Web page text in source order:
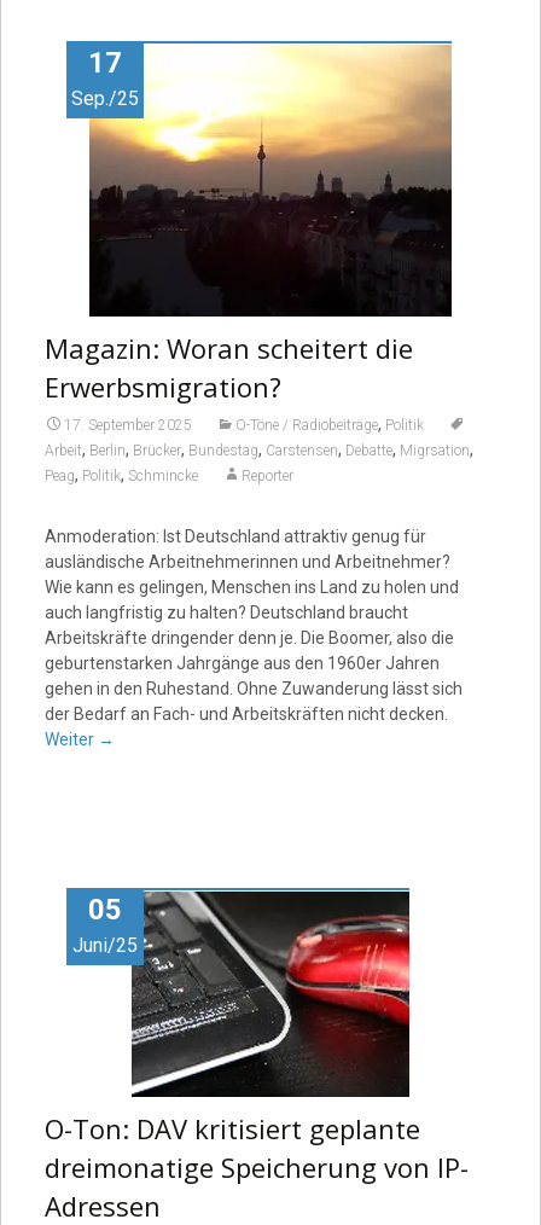
17
Sep./25
Magazin: Woran scheitert die
Erwerbsmigration?
17. September 2025 O-Töne / Radiobeiträge, Politik
Arbeit, Berlin, Brücker, Bundestag, Carstensen, Debatte, Migrsation,
Peag, Politik, Schmincke Reporter
Anmoderation: Ist Deutschland attraktiv genug für
ausländische Arbeitnehmerinnen und Arbeitnehmer?
Wie kann es gelingen, Menschen ins Land zu holen und
auch langfristig zu halten? Deutschland braucht
Arbeitskräfte dringender denn je. Die Boomer, also die
geburtenstarken Jahrgänge aus den 1960er Jahren
gehen in den Ruhestand. Ohne Zuwanderung lässt sich
der Bedarf an Fach- und Arbeitskräften nicht decken.
Weiter →
05
Juni/25
O-Ton: DAV kritisiert geplante
dreimonatige Speicherung von IP-
Adressen